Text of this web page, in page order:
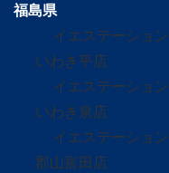
福島県
イエステーション
いわき平店
イエステーション
いわき泉店
イエステーション
郡山富田店